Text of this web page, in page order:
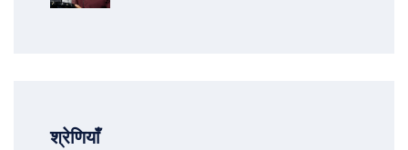
श्रेणियाँ